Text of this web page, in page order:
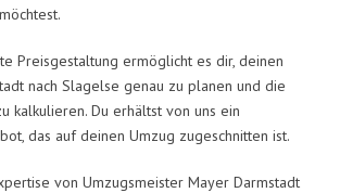
Preisgestaltung ermöglicht es dir, deinen
nach Slagelse genau zu planen und die
kalkulieren. Du erhältst von uns ein
das auf deinen Umzug zugeschnitten ist.
von Umzugsmeister Mayer Darmstadt